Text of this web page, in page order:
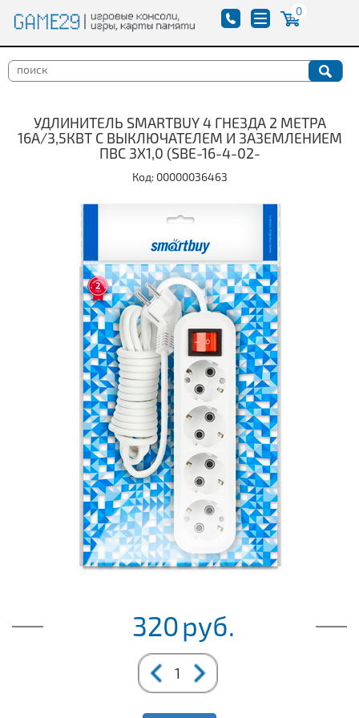
0
УДЛИНИТЕЛЬ SMARTBUY 4 ГНЕЗДА 2 МЕТРА
16А/3,5КВТ С ВЫКЛЮЧАТЕЛЕМ И ЗАЗЕМЛЕНИЕМ
ПВС 3Х1,0 (SBE-16-4-02-
Код: 00000036463
320руб.